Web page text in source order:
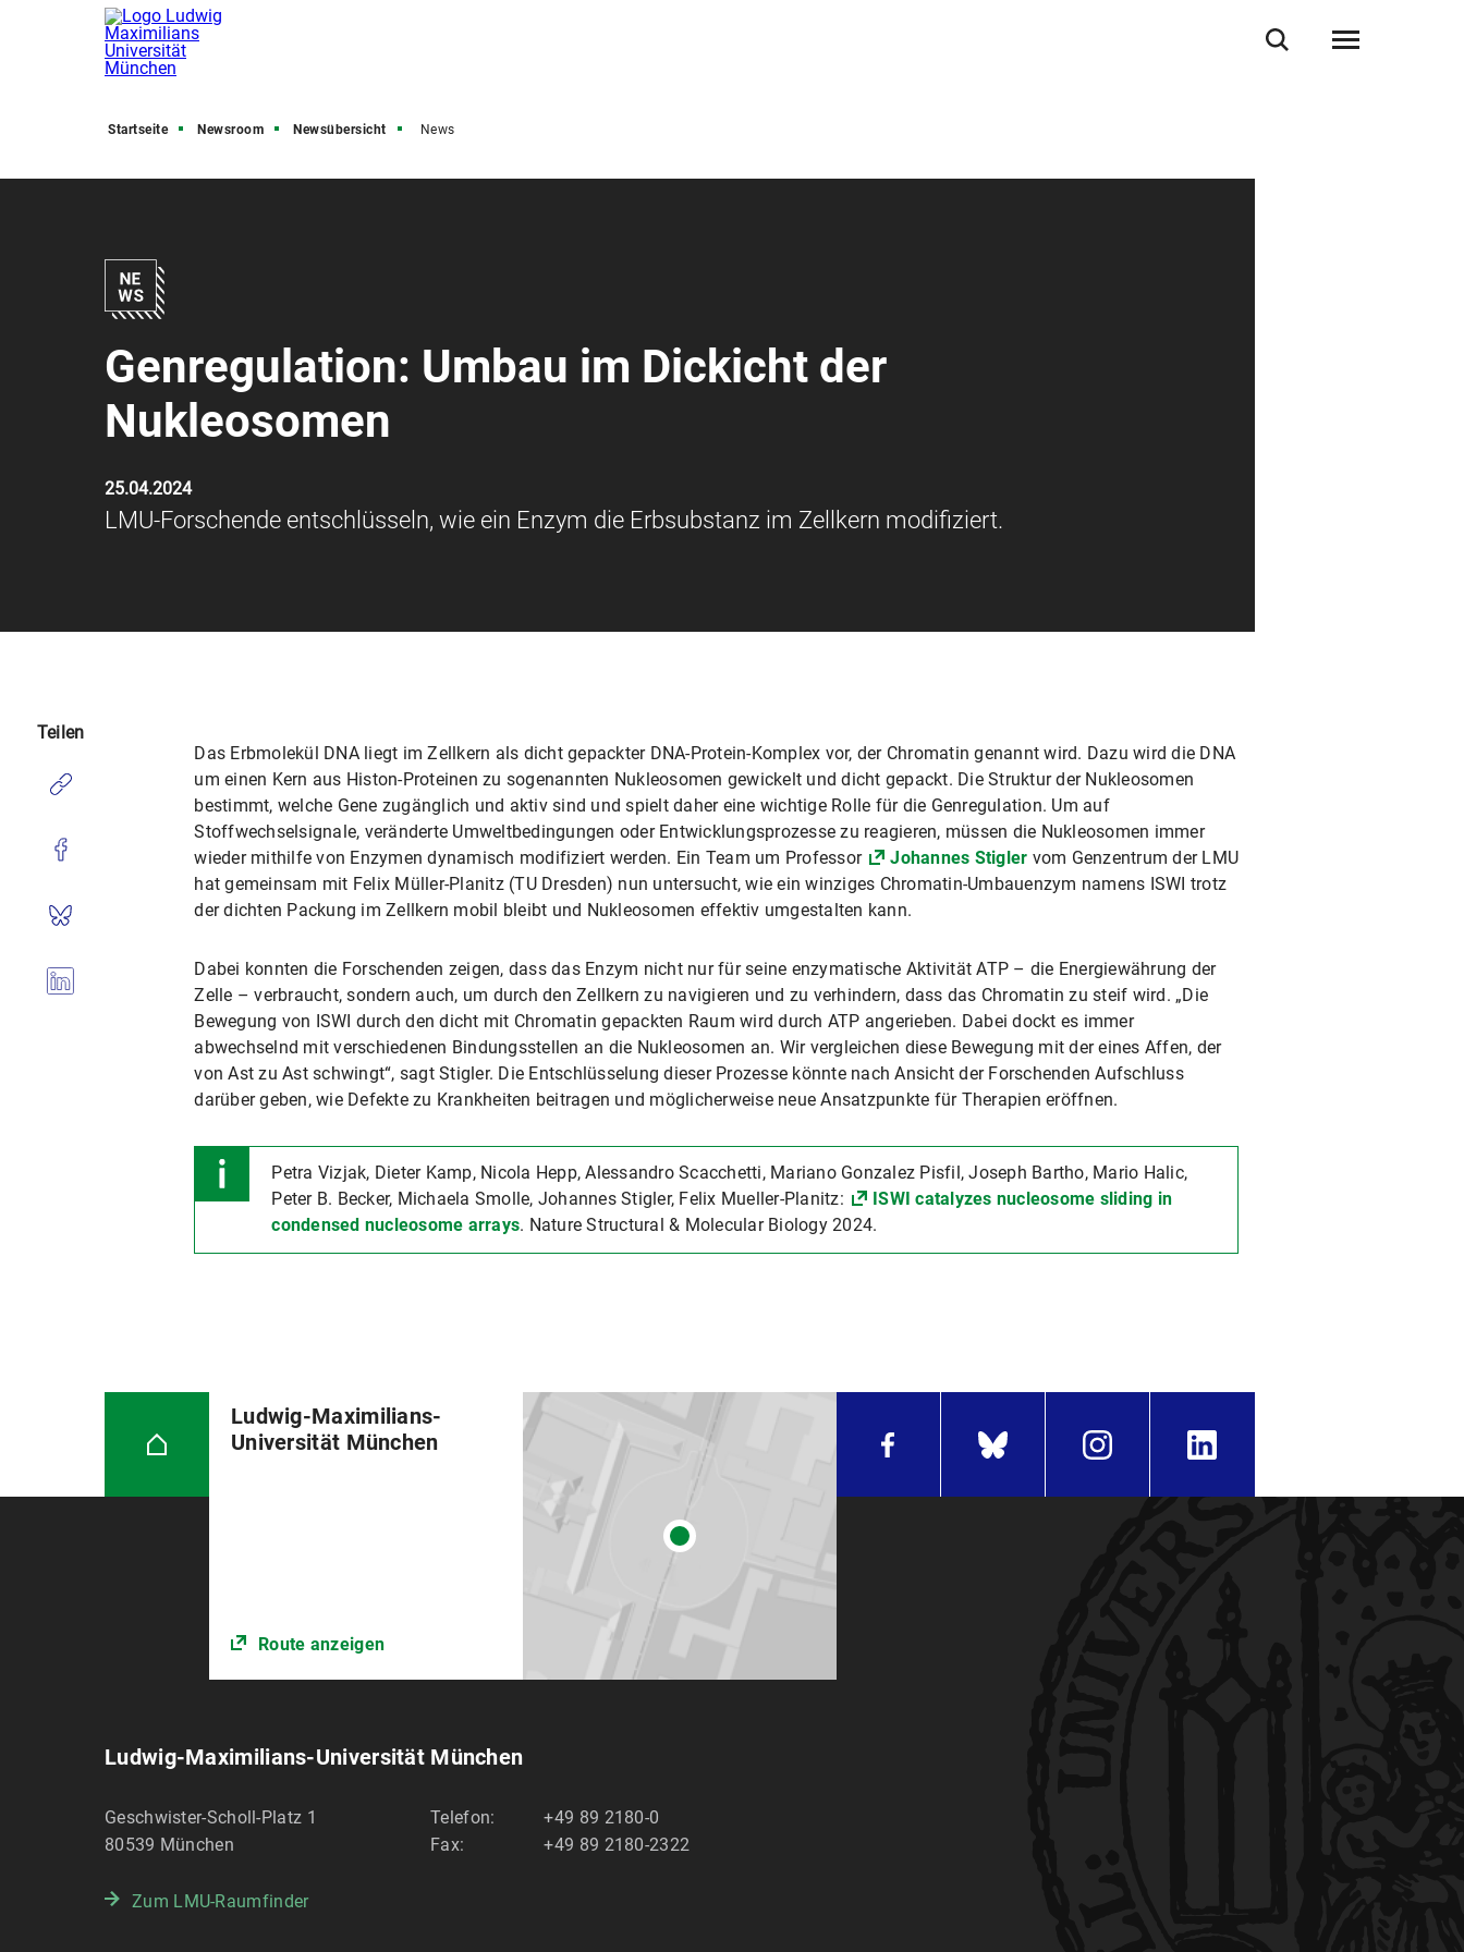
Startseite Newsroom Newsübersicht News
Genregulation: Umbau im Dickicht der
Nukleosomen
25.04.2024
LMU-Forschende entschlüsseln, wie ein Enzym die Erbsubstanz im Zellkern modifiziert.
Das Erbmolekül DNA liegt im Zellkern als dicht gepackter DNA-Protein-Komplex vor, der Chromatin genannt wird. Dazu wird die DNA
um einen Kern aus Histon-Proteinen zu sogenannten Nukleosomen gewickelt und dicht gepackt. Die Struktur der Nukleosomen
bestimmt, welche Gene zugänglich und aktiv sind und spielt daher eine wichtige Rolle für die Genregulation. Um auf
Stoffwechselsignale, veränderte Umweltbedingungen oder Entwicklungsprozesse zu reagieren, müssen die Nukleosomen immer
wieder mithilfe von Enzymen dynamisch modifiziert werden. Ein Team um Professor
Johannes Stigler vom Genzentrum der LMU
hat gemeinsam mit Felix Müller-Planitz (TU Dresden) nun untersucht, wie ein winziges Chromatin-Umbauenzym namens ISWI trotz
der dichten Packung im Zellkern mobil bleibt und Nukleosomen effektiv umgestalten kann.
Dabei konnten die Forschenden zeigen, dass das Enzym nicht nur für seine enzymatische Aktivität ATP – die Energiewährung der
Zelle – verbraucht, sondern auch, um durch den Zellkern zu navigieren und zu verhindern, dass das Chromatin zu steif wird. „Die
Bewegung von ISWI durch den dicht mit Chromatin gepackten Raum wird durch ATP angerieben. Dabei dockt es immer
abwechselnd mit verschiedenen Bindungsstellen an die Nukleosomen an. Wir vergleichen diese Bewegung mit der eines Affen, der
von Ast zu Ast schwingt“, sagt Stigler. Die Entschlüsselung dieser Prozesse könnte nach Ansicht der Forschenden Aufschluss
darüber geben, wie Defekte zu Krankheiten beitragen und möglicherweise neue Ansatzpunkte für Therapien eröffnen.
Petra Vizjak, Dieter Kamp, Nicola Hepp, Alessandro Scacchetti, Mariano Gonzalez Pisfil, Joseph Bartho, Mario Halic,
Peter B. Becker, Michaela Smolle, Johannes Stigler, Felix Mueller-Planitz:
ISWI catalyzes nucleosome sliding in
condensed nucleosome arrays. Nature Structural & Molecular Biology 2024.
Teilen
Ludwig-Maximilians-
Universität München
Route anzeigen
Ludwig-Maximilians-Universität München
Geschwister-Scholl-Platz 1
80539 München
Telefon:
+49 89 2180-0
Fax:
+49 89 2180-2322
Zum LMU-Raumfinder